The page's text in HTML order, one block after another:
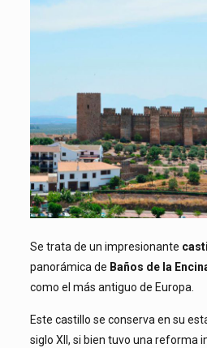
Se trata de un impresionante
panorámica de Baños de la
como el más antiguo de Europa.
Este castillo se conserva en su
siglo XII, si bien tuvo una reforma